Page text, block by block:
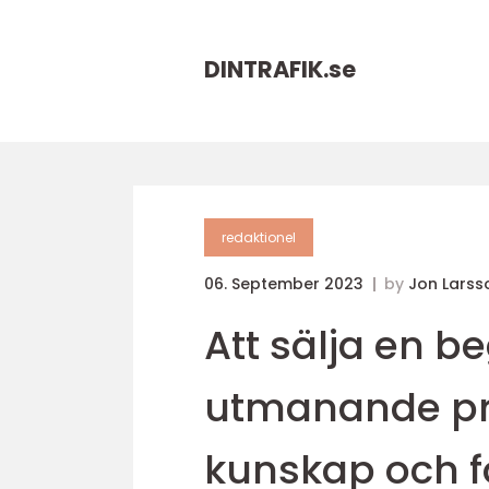
DINTRAFIK.se
redaktionel
06. September 2023 by Jon
Att sälja en
utmanande
kunskap och